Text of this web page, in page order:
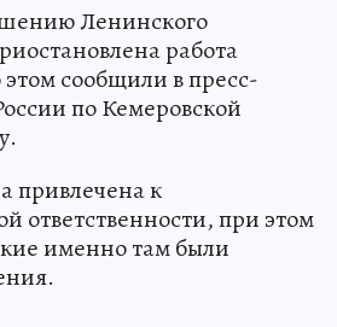
Ленинского
работа
сообщили в пресс-
по Кемеровской
привлечена к
ответственности, при этом
именно там были